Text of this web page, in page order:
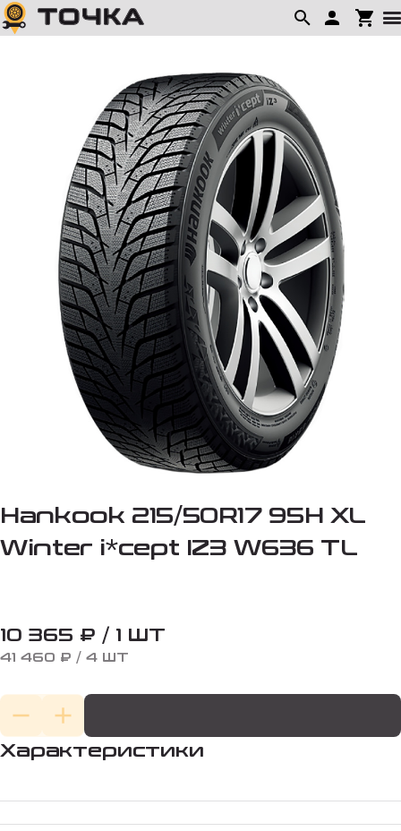
Hankook 215/50R17 95H XL
Winter i*cept IZ3 W636 TL
10 365 ₽ / 1 ШТ
41 460 ₽ / 4 ШТ
Характеристики